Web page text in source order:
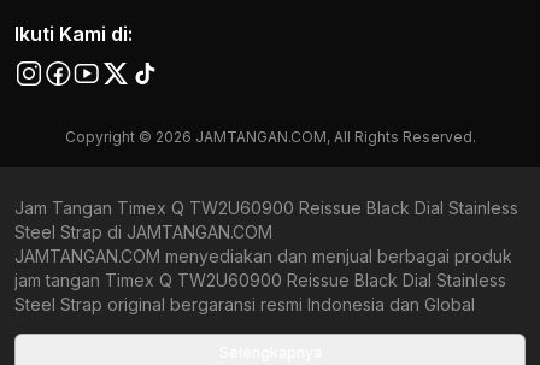
Ikuti Kami di:
Copyright © 2026 JAMTANGAN.COM, All Rights Reserved.
Jam Tangan Timex Q TW2U60900 Reissue Black Dial Stainless
Steel Strap di JAMTANGAN.COM
JAMTANGAN.COM menyediakan dan menjual berbagai produk
jam tangan Timex Q TW2U60900 Reissue Black Dial Stainless
Steel Strap original bergaransi resmi Indonesia dan Global